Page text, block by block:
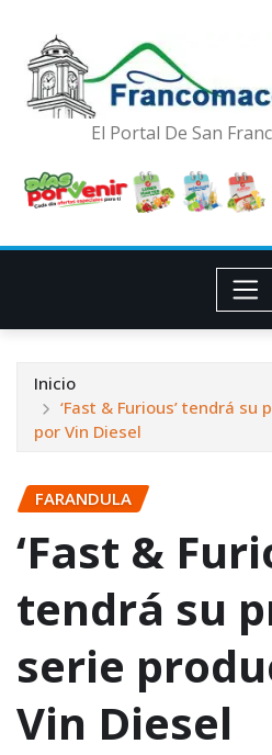
El Portal De San
Inicio
‘Fast & Furious’ tendrá
por Vin Diesel
FARANDULA
‘Fast &
tendrá su
serie
Vin Diesel